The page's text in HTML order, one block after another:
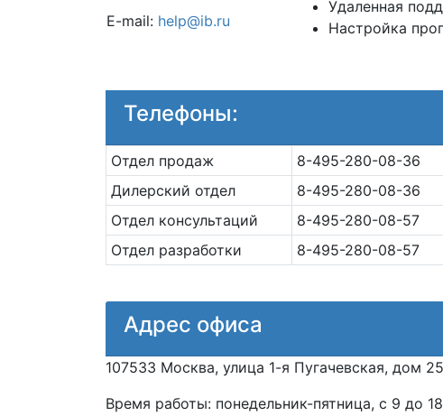
E-mail: help@ib.ru
Удаленная
Настройка
Телефоны:
Отдел продаж 8-495-280-08-36
Дилерский отдел
8-495-280-08-36
Отдел консультаций
8-495-280-08-57
Отдел разработки
8-495-280-08-57
Адрес офиса
107533 Москва, улица 1-я Пугачевская, дом
Время работы: понедельник-пятница, с 9 до